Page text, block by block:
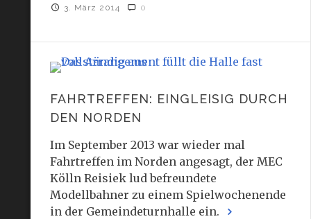
3. März 2014 0
FAHRTREFFEN: EINGLEISIG DURCH
DEN NORDEN
Im September 2013 war wieder mal
Fahrtreffen im Norden angesagt, der MEC
Kölln Reisiek lud befreundete
Modellbahner zu einem Spielwochenende
in der Gemeindeturnhalle ein.